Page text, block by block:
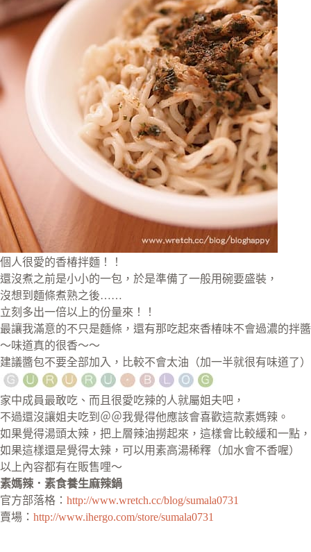
個人很愛的香椿拌麵！！
還沒煮之前是小小的一包，於是準備了一般用碗要盛裝，
沒想到麵條煮熟之後……
立刻多出一倍以上的份量來！！
最讓我滿意的不只是麵條，還有那吃起來香椿味不會過濃的拌醬
～味道真的很香～～
建議醬包不要全部加入，比較不會太油（加一半就很有味道了）
家中成員最敢吃、而且很愛吃辣的人就屬姐夫吧，
不過還沒讓姐夫吃到＠＠我覺得他應該會喜歡這款素媽辣。
如果覺得湯頭太辣，把上層辣油撈起來，這樣會比較緩和一點，
如果這樣還是覺得太辣，可以用素高湯稀釋（加水會不香喔）
以上內容都有在販售哩～
素媽辣．素食養生麻辣鍋
官方部落格： http://www.wretch.cc/blog/sumala0731
賣場： http://www.ihergo.com/store/sumala0731